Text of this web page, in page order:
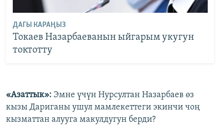
ДАГЫ КАРАҢЫЗ
Токаев Назарбаеванын ыйгарым укугун
токтотту
«Азаттык»: Эмне үчүн Нурсултан Назарбаев өз
кызы Дариганы ушул мамлекеттеги экинчи чоң
кызматтан алууга макулдугун берди?